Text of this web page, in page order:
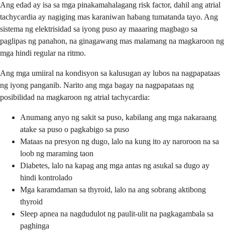
Ang edad ay isa sa mga pinakamahalagang risk factor, dahil ang atrial
tachycardia ay nagiging mas karaniwan habang tumatanda tayo. Ang
sistema ng elektrisidad sa iyong puso ay maaaring magbago sa
paglipas ng panahon, na ginagawang mas malamang na magkaroon ng
mga hindi regular na ritmo.
Ang mga umiiral na kondisyon sa kalusugan ay lubos na nagpapataas
ng iyong panganib. Narito ang mga bagay na nagpapataas ng
posibilidad na magkaroon ng atrial tachycardia:
Anumang anyo ng sakit sa puso, kabilang ang mga nakaraang
atake sa puso o pagkabigo sa puso
Mataas na presyon ng dugo, lalo na kung ito ay naroroon na sa
loob ng maraming taon
Diabetes, lalo na kapag ang mga antas ng asukal sa dugo ay
hindi kontrolado
Mga karamdaman sa thyroid, lalo na ang sobrang aktibong
thyroid
Sleep apnea na nagdudulot ng paulit-ulit na pagkagambala sa
paghinga